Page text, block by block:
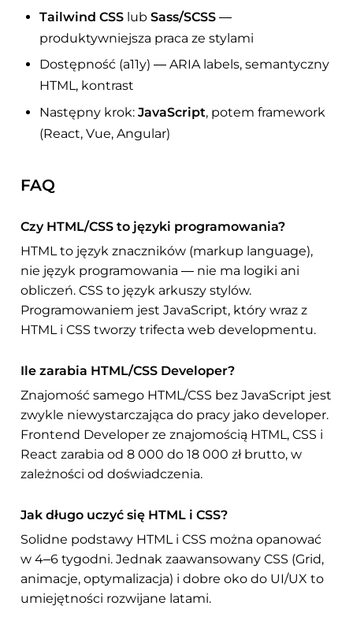
Tailwind CSS lubSass/SCSS —
produktywniejsza praca ze stylami
Dostępność (a11y) — ARIA labels, semantyczny
HTML, kontrast
Następny krok:JavaScript, potem framework
(React, Vue, Angular)
FAQ
Czy HTML/CSS to języki programowania?
HTML to język znaczników (markup language),
nie język programowania — nie ma logiki ani
obliczeń. CSS to język arkuszy stylów.
Programowaniem jest JavaScript, który wraz z
HTML i CSS tworzy trifecta web developmentu.
Ile zarabia HTML/CSS Developer?
Znajomość samego HTML/CSS bez JavaScript jest
zwykle niewystarczająca do pracy jako developer.
Frontend Developer ze znajomością HTML, CSS i
React zarabia od 8 000 do 18 000 zł brutto, w
zależności od doświadczenia.
Jak długo uczyć się HTML i CSS?
Solidne podstawy HTML i CSS można opanować
w 4–6 tygodni. Jednak zaawansowany CSS (Grid,
animacje, optymalizacja) i dobre oko do UI/UX to
umiejętności rozwijane latami.